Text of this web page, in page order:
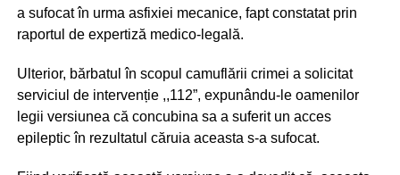
a sufocat în urma asfixiei mecanice, fapt constatat prin
raportul de expertiză medico-legală.
Ulterior, bărbatul în scopul camuflării crimei a solicitat
serviciul de intervenție ,,112”, expunându-le oamenilor
legii versiunea că concubina sa a suferit un acces
epileptic în rezultatul căruia aceasta s-a sufocat.